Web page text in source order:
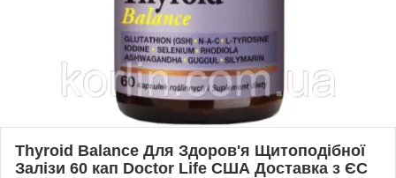
Thyroid Balance Для Здоров'я Щитоподібної
Залізи 60 кап Doctor Life США Доставка з ЄС